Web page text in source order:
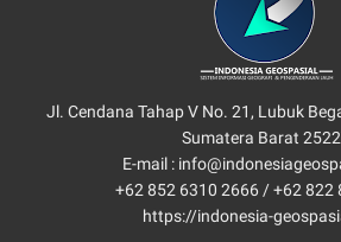
Jl. Cendana Tahap V No. 21, Lubuk
Sumatera Barat
E-mail :
+62 852 6310 2666 /+62 822
https://indonesia-